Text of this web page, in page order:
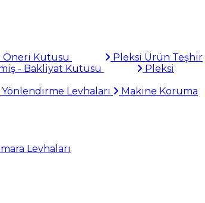
Öneri Kutusu
Pleksi Ürün Teşhir
- Bakliyat Kutusu
Pleksi
Yönlendirme Levhaları
Makine Koruma
Levhaları